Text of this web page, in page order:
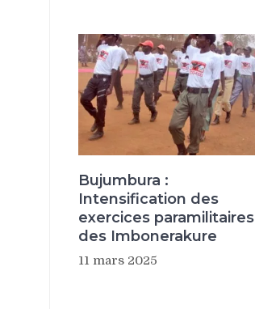
Bujumbura :
Intensification des
exercices paramilitaires
des Imbonerakure
11 mars 2025